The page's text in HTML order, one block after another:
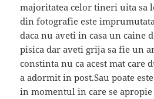
majoritatea celor tineri uita sa
din fotografie este
daca nu aveti in casa un caine
pisica dar aveti grija sa fie un
constinta nu ca acest mat care
a adormit in post.Sau poate
in momentul in care se